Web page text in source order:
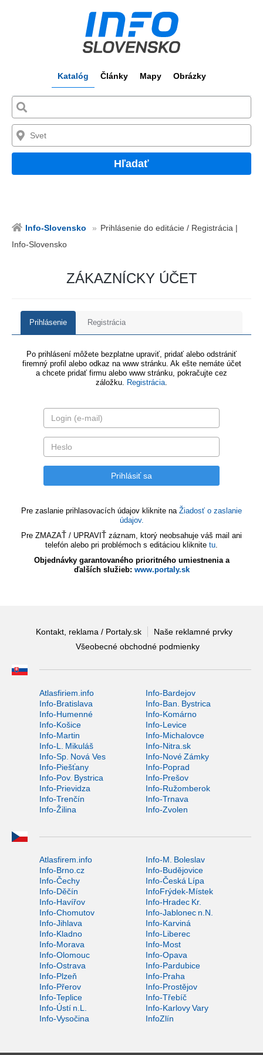
Katalóg Články Mapy Obrázky
Hľadať
Info-Slovensko
Prihlásenie do editácie / Registrácia |
Info-Slovensko
ZÁKAZNÍCKY ÚČET
Prihlásenie Registrácia
Po prihlásení môžete bezplatne upraviť, pridať alebo odstrániť
firemný profil alebo odkaz na www stránku. Ak ešte nemáte účet
a chcete pridať firmu alebo www stránku, pokračujte cez
záložku. Registrácia.
Pre zaslanie prihlasovacích údajov kliknite na Žiadosť o zaslanie
údajov.
Pre ZMAZAŤ / UPRAVIŤ záznam, ktorý neobsahuje váš mail ani
telefón alebo pri problémoch s editáciou kliknite tu.
Objednávky garantovaného prioritného umiestnenia a
ďalších služieb: www.portaly.sk
Kontakt, reklama / Portaly.sk
Naše reklamné prvky
Všeobecné obchodné podmienky
Atlasfiriem.info
Info-Bardejov
Info-Bratislava
Info-Ban. Bystrica
Info-Humenné
Info-Komárno
Info-Košice
Info-Levice
Info-Martin
Info-Michalovce
Info-L. Mikuláš
Info-Nitra.sk
Info-Sp. Nová Ves
Info-Nové Zámky
Info-Piešťany
Info-Poprad
Info-Pov. Bystrica
Info-Prešov
Info-Prievidza
Info-Ružomberok
Info-Trenčín
Info-Trnava
Info-Žilina
Info-Zvolen
Atlasfirem.info
Info-M. Boleslav
Info-Brno.cz
Info-Budějovice
Info-Čechy
Info-Česká Lípa
Info-Děčín
InfoFrýdek-Místek
Info-Havířov
Info-Hradec Kr.
Info-Chomutov
Info-Jablonec n.N.
Info-Jihlava
Info-Karviná
Info-Kladno
Info-Liberec
Info-Morava
Info-Most
Info-Olomouc
Info-Opava
Info-Ostrava
Info-Pardubice
Info-Plzeň
Info-Praha
Info-Přerov
Info-Prostějov
Info-Teplice
Info-Třebíč
Info-Ústí n.L.
Info-Karlovy Vary
Info-Vysočina
InfoZlín